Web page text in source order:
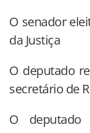
O senador
da Justiça
O deputado
secretário de
O deputado